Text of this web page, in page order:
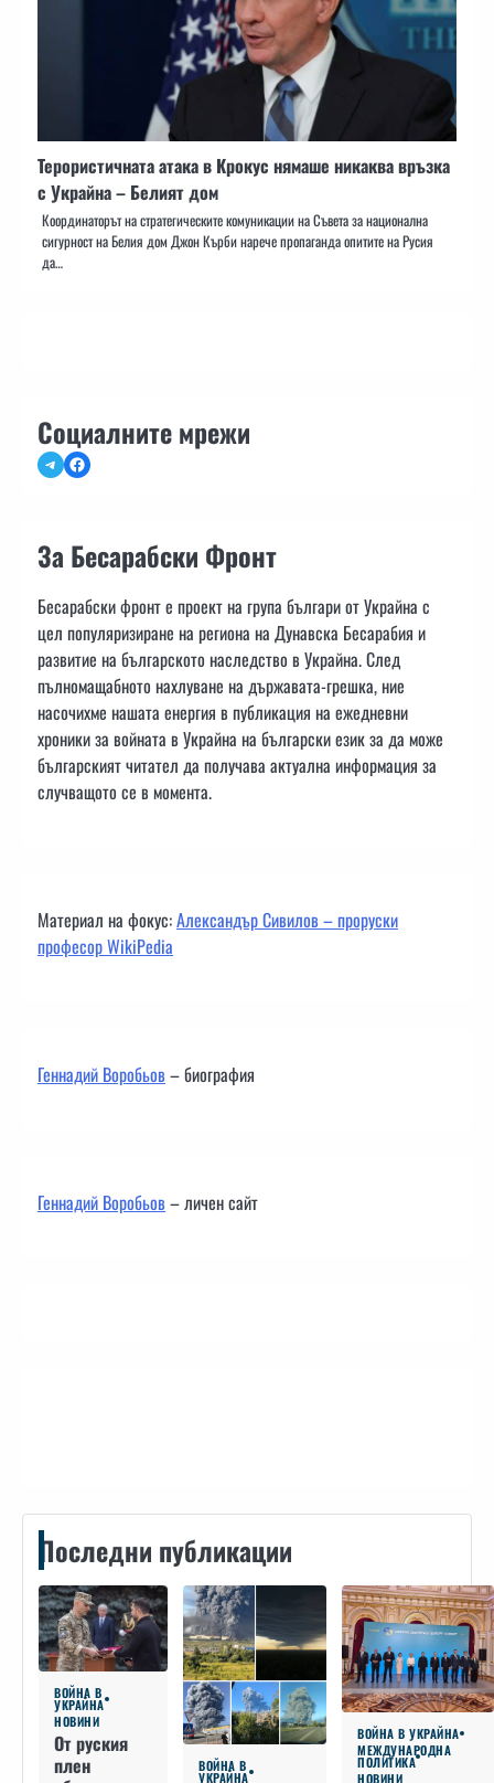
Терористичната атака в Крокус нямаше никаква връзка
с Украйна – Белият дом
Координаторът на стратегическите комуникации на Съвета за национална
сигурност на Белия дом Джон Кърби нарече пропаганда опитите на Русия
да…
Социалните мрежи
TelegramFacebook
За Бесарабски Фронт
Бесарабски фронт е проект на група българи от Украйна с
цел популяризиране на региона на Дунавска Бесарабия и
развитие на българското наследство в Украйна. След
пълномащабното нахлуване на държавата-грешка, ние
насочихме нашата енергия в публикация на ежедневни
хроники за войната в Украйна на български език за да може
българският читател да получава актуална информация за
случващото се в момента.
Материал на фокус:Александър Сивилов – проруски
професор WikiPedia
Геннадий Воробьов– биография
Геннадий Воробьов– личен сайт
Последни публикации
ВОЙНА В
УКРАЙНА
НОВИНИ
От руския
плен
ВОЙНА В
УКРАЙНА
ВОЙНА В УКРАЙНА
МЕЖДУНАРОДНА
ПОЛИТИКА
НОВИНИ